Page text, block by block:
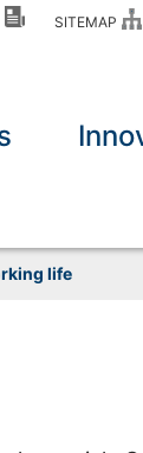
SITEMAP
life